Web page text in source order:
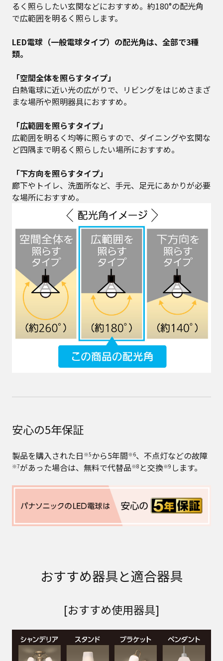
るく照らしたい玄関などにおすすめ。約180°の配光角
で広範囲を明るく照らします。
LED電球（一般電球タイプ）の配光角は、全部で3種
類。
「空間全体を照らすタイプ」
白熱電球に近い光の広がりで、リビングをはじめさまざ
まな場所や照明器具におすすめ。
「広範囲を照らすタイプ」
広範囲を明るく均等に照らすので、ダイニングや玄関な
ど四隅まで明るく照らしたい場所におすすめ。
「下方向を照らすタイプ」
廊下やトイレ、洗面所など、手元、足元にあかりが必要
な場所におすすめ。
安心の5年保証
製品を購入された日 ※5から5年間※6、不点灯などの故障
※7があった場合は、無料で代替品※8 と交換※9 します。
おすすめ器具と適合器具
[おすすめ使用器具]